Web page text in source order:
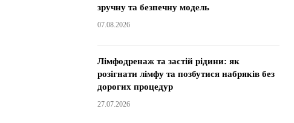
зручну та безпечну модель
07.08.2026
Лімфодренаж та застій рідини: як
розігнати лімфу та позбутися набряків без
дорогих процедур
27.07.2026